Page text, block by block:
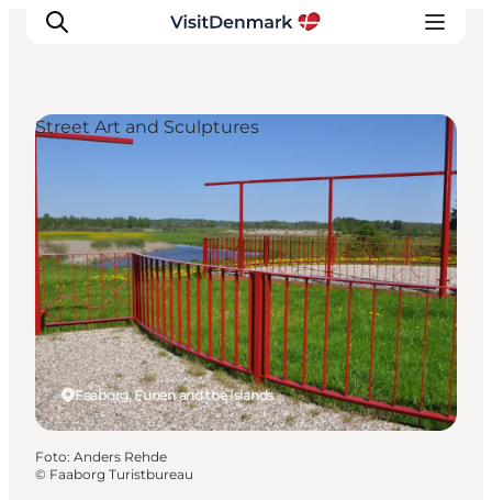
Resmål
Aktiviteter
Övernatta
Planera resan
Faaborg, Funen and the Islands
Street Art and Sculptures
Foto: Anders Rehde
© Faaborg Turistbureau